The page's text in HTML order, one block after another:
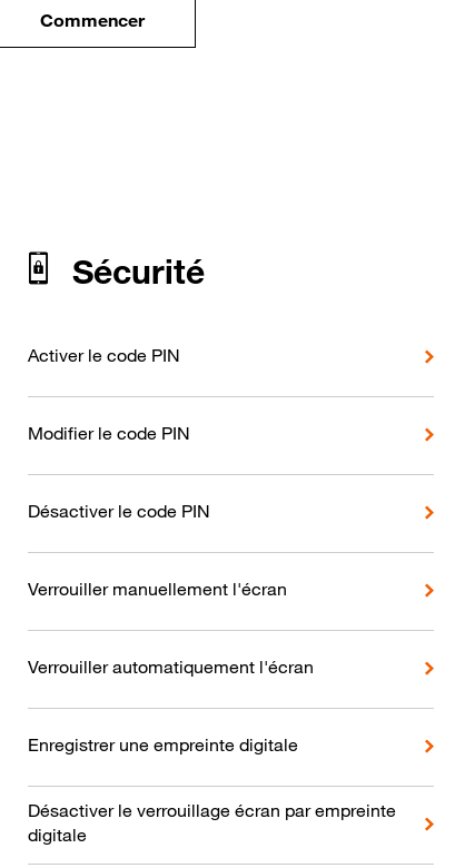
Commencerle tuto pour Utiliser votre mobile au
Sécurité
Activer le code PIN
Modifier le code PIN
Désactiver le code PIN
Verrouiller manuellement l'écran
Verrouiller automatiquement l'écran
Enregistrer une empreinte digitale
Désactiver le verrouillage écran par empreinte
digitale